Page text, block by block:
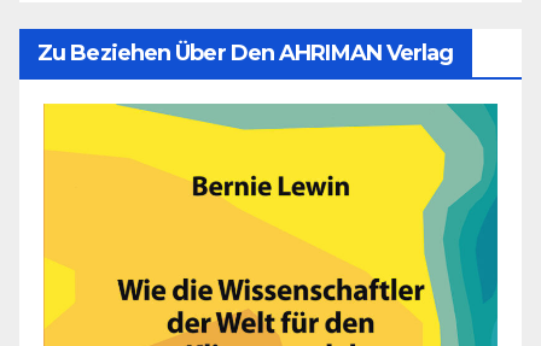
Zu Beziehen Über Den AHRIMAN Verlag